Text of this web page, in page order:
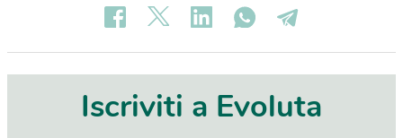
Iscriviti a Evoluta